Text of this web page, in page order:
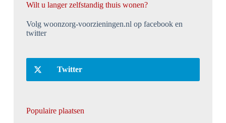
Wilt u langer zelfstandig thuis wonen?
Volg woonzorg-voorzieningen.nl op facebook en
twitter
Twitter
Populaire plaatsen